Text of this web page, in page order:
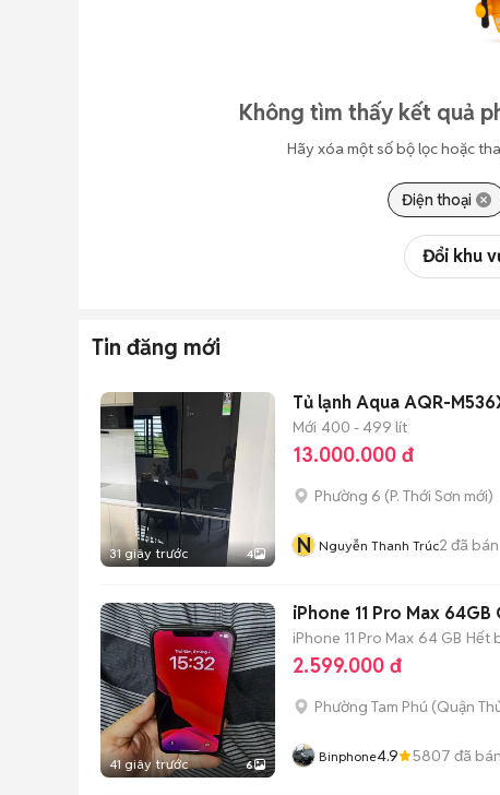
Không tìm thấy kết quả
Hãy xóa một số bộ lọc hoặc
Điện thoại
Đổi khu
Tin đăng mới
31 giây trước 4
Tủ lạnh Aqua AQR-
Mới 400 - 499 lít
13.000.000 đ
Phường 6 (P. Thới Sơn mới)
N Nguyễn Thanh Trúc2 đã bán
41 giây trước 6
iPhone 11 Pro Max
iPhone 11 Pro Max 64 GB Hết
2.599.000 đ
Phường Tam Phú (Quận
Binphone4.9 5807 đã bán